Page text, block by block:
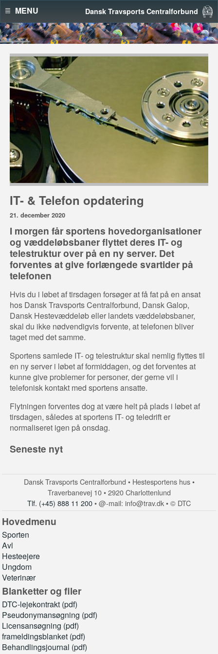
Dansk Travsports Centralforbund
MENU
IT- & Telefon opdatering
21. december 2020
I morgen får sportens hovedorganisationer
og væddeløbsbaner flyttet deres IT- og
telestruktur over på en ny server. Det
forventes at give forlængede svartider på
telefonen
Hvis du i løbet af tirsdagen forsøger at få fat på en ansat
hos Dansk Travsports Centralforbund, Dansk Galop,
Dansk Hestevæddeløb eller landets væddeløbsbaner,
skal du ikke nødvendigvis forvente, at telefonen bliver
taget med det samme.
Sportens samlede IT- og telestruktur skal nemlig flyttes til
en ny server i løbet af formiddagen, og det forventes at
kunne give problemer for personer, der gerne vil i
telefonisk kontakt med sportens ansatte.
Flytningen forventes dog at være helt på plads i løbet af
tirsdagen, således at sportens IT- og teledrift er
normaliseret igen på onsdag.
Seneste nyt
Dansk Travsports Centralforbund • Hestesportens hus •
Traverbanevej 10 • 2920 Charlottenlund
Tlf. (+45) 888 11 200• @-mail: info@trav.dk • © DTC
Hovedmenu
Sporten
Avl
Hesteejere
Ungdom
Veterinær
Blanketter og filer
DTC-lejekontrakt (pdf)
Pseudonymansøgning (pdf)
Licensansøgning (pdf)
frameldingsblanket (pdf)
Behandlingsjournal (pdf)